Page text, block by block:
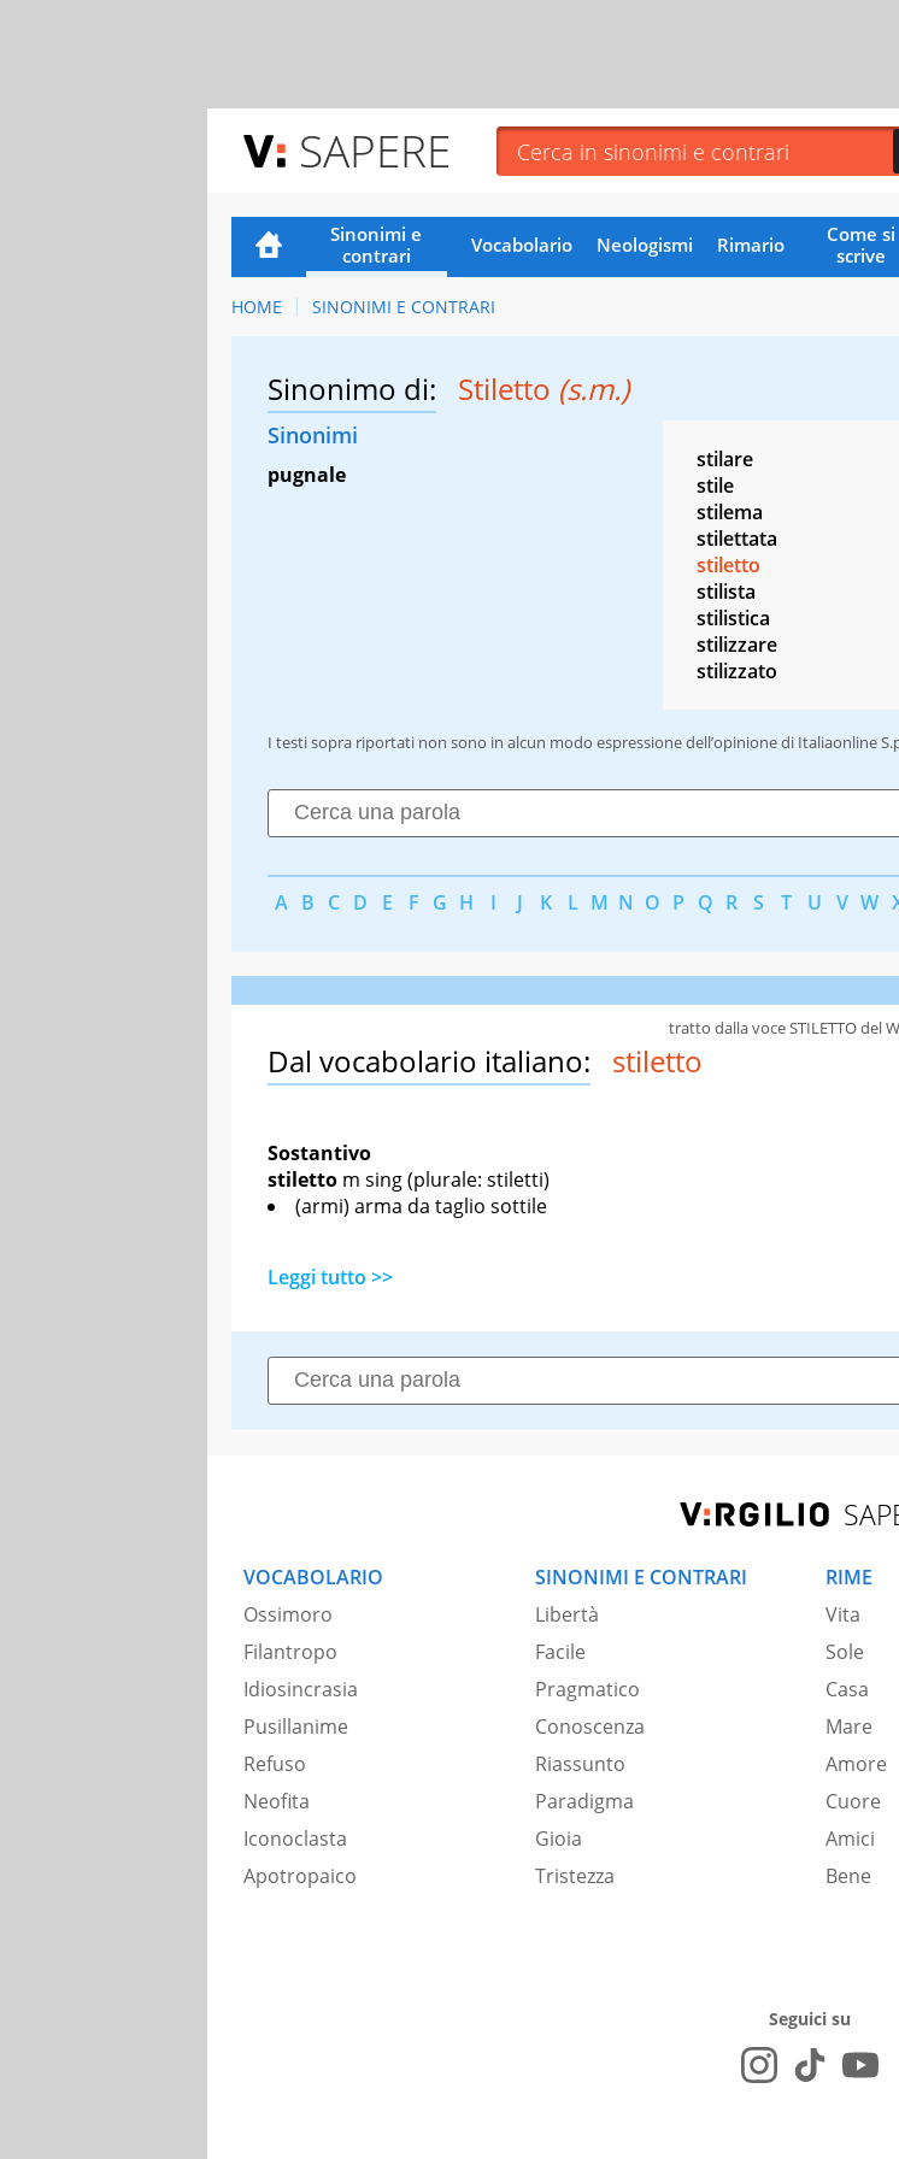
SAPERE
Sinonimi e
contrari
Vocabolario Neologismi Rimario
Come si
scrive
HOME SINONIMI E CONTRARI
Sinonimo di: Stiletto (s.m.)
Sinonimi
pugnale
stilare
stile
stilema
stilettata
stiletto
stilista
stilistica
stilizzare
stilizzato
I testi sopra riportati non sono in alcun modo espressione dell’opinione di Italiaonline
A B C D E F G H I J K L M N O P Q R S T U V W
Dal vocabolario italiano: stiletto
Sostantivo
stiletto m sing(plurale: stiletti)
(armi) arma da taglio sottile
Leggi tutto >>
tratto dalla voce STILETTO del
VOCABOLARIO
Ossimoro
Filantropo
Idiosincrasia
Pusillanime
Refuso
Neofita
Iconoclasta
Apotropaico
SINONIMI E CONTRARI
Libertà
Facile
Pragmatico
Conoscenza
Riassunto
Paradigma
Gioia
Tristezza
RIME
Vita
Sole
Casa
Mare
Amore
Cuore
Amici
Bene
Seguici su